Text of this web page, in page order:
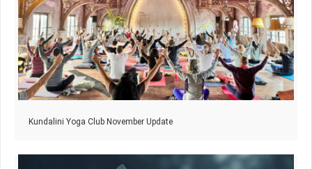
Kundalini Yoga Club November Update